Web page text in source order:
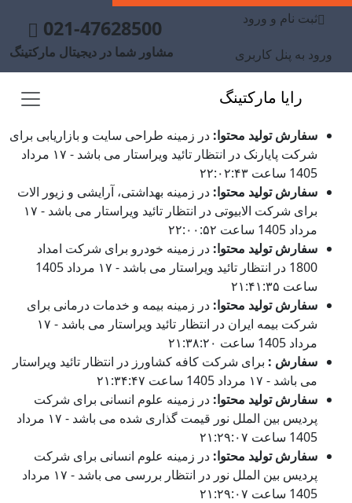
ثبت نام و ورود
ورود به پنل کاربری
021-47628500
مشاور شما در دیجیتال مارکتینگ
رایا مارکتینگ
سفارش تولید محتوا: در زمینه طراحی سایت و بازاریابی برای
شرکت پایارنک در انتظار تائید ویراستار می باشد - ۱۷ مرداد
1405 ساعت ۲۲:۰۲:۴۳
سفارش تولید محتوا: در زمینه بهداشتی، آرایشی و زیور الات
برای شرکت الابیوتی در انتظار تائید ویراستار می باشد - ۱۷
مرداد 1405 ساعت ۲۲:۰۰:۵۲
سفارش تولید محتوا: در زمینه خودرو برای شرکت امداد
1800 در انتظار تائید ویراستار می باشد - ۱۷ مرداد 1405
ساعت ۲۱:۴۱:۳۵
سفارش تولید محتوا: در زمینه بیمه و خدمات درمانی برای
شرکت بیمه ایران در انتظار تائید ویراستار می باشد - ۱۷
مرداد 1405 ساعت ۲۱:۳۸:۲۰
سفارش : برای شرکت کافه کشاورز در انتظار تائید ویراستار
می باشد - ۱۷ مرداد 1405 ساعت ۲۱:۳۴:۴۷
سفارش تولید محتوا: در زمینه علوم انسانی برای شرکت
پردیس بین الملل نور قیمت گذاری شده می باشد - ۱۷ مرداد
1405 ساعت ۲۱:۲۹:۰۷
سفارش تولید محتوا: در زمینه علوم انسانی برای شرکت
پردیس بین الملل نور در انتظار بررسی می باشد - ۱۷ مرداد
1405 ساعت ۲۱:۲۹:۰۷